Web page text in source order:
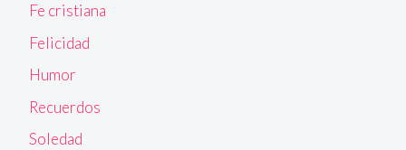
Fe cristiana
Felicidad
Humor
Recuerdos
Soledad